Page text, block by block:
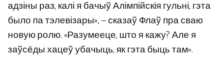
адзіны раз, калі я бачыў Алімпійскія гульні, гэта
было па тэлевізары», — сказаў Флаў пра сваю
новую ролю. «Разумееце, што я кажу? Але я
заўсёды хацеў убачыць, як гэта быць там».